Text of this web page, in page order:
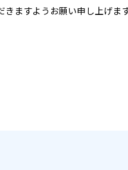
ますようお願い申し上げま